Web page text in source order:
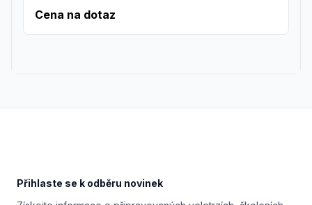
Cena na dotaz
Přihlaste se k odběru novinek